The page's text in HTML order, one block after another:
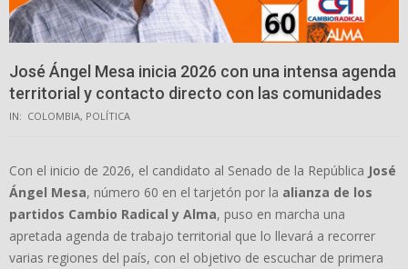
José Ángel Mesa inicia 2026 con una intensa agenda
territorial y contacto directo con las comunidades
IN: COLOMBIA, POLÍTICA
Con el inicio de 2026, el candidato al Senado de la República José
Ángel Mesa, número 60 en el tarjetón por la alianza de los
partidos Cambio Radical y Alma, puso en marcha una
apretada agenda de trabajo territorial que lo llevará a recorrer
varias regiones del país, con el objetivo de escuchar de primera